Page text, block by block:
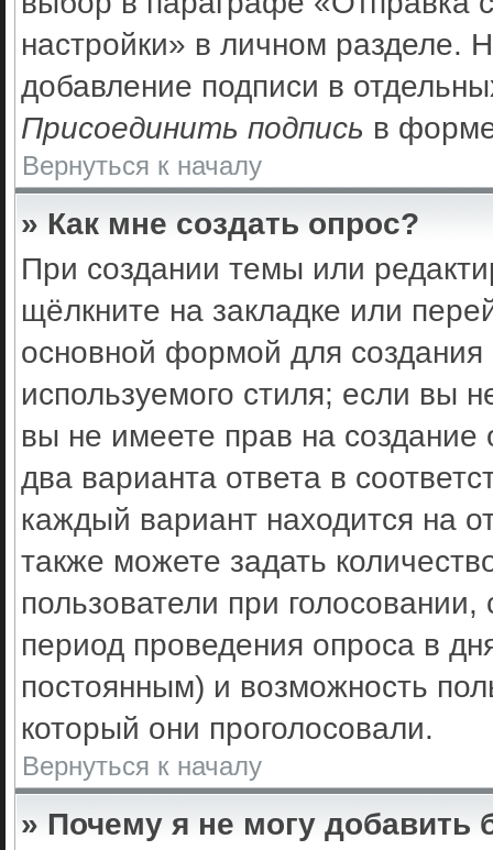
настройки» в личном разделе.
добавление подписи в
Присоединить подпись в
Вернуться к началу
» Как мне создать опрос?
При создании темы или
щёлкните на закладке или
основной формой для
используемого стиля; если вы
вы не имеете прав на
два варианта ответа в
каждый вариант находится на
также можете задать
пользователи при
период проведения опроса в
постоянным) и возможность
который они проголосовали.
Вернуться к началу
» Почему я не могу добавить